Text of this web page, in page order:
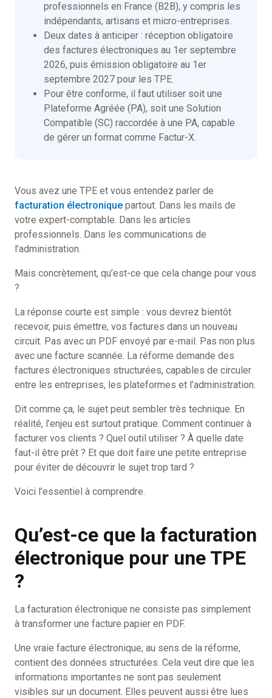
professionnels en France (B2B), y compris les
indépendants, artisans et micro-entreprises.
Deux dates à anticiper : réception obligatoire
des factures électroniques au 1er septembre
2026, puis émission obligatoire au 1er
septembre 2027 pour les TPE.
Pour être conforme, il faut utiliser soit une
Plateforme Agréée (PA), soit une Solution
Compatible (SC) raccordée à une PA, capable
de gérer un format comme Factur-X.
Vous avez une TPE et vous entendez parler de
facturation électronique partout. Dans les mails de
votre expert-comptable. Dans les articles
professionnels. Dans les communications de
l’administration.
Mais concrètement, qu’est-ce que cela change pour vous
?
La réponse courte est simple : vous devrez bientôt
recevoir, puis émettre, vos factures dans un nouveau
circuit. Pas avec un PDF envoyé par e-mail. Pas non plus
avec une facture scannée. La réforme demande des
factures électroniques structurées, capables de circuler
entre les entreprises, les plateformes et l’administration.
Dit comme ça, le sujet peut sembler très technique. En
réalité, l’enjeu est surtout pratique. Comment continuer à
facturer vos clients ? Quel outil utiliser ? À quelle date
faut-il être prêt ? Et que doit faire une petite entreprise
pour éviter de découvrir le sujet trop tard ?
Voici l’essentiel à comprendre.
Qu’est-ce que la facturation
électronique pour une TPE
?
La facturation électronique ne consiste pas simplement
à transformer une facture papier en PDF.
Une vraie facture électronique, au sens de la réforme,
contient des données structurées. Cela veut dire que les
informations importantes ne sont pas seulement
visibles sur un document. Elles peuvent aussi être lues